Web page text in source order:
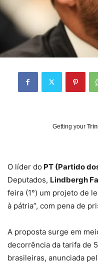
Getting your
O líder do PT (Partido
Deputados, Lindbergh
feira (1°) um projeto de
à pátria”, com pena de
A proposta surge em
decorrência da tarifa de
brasileiras, anunciada